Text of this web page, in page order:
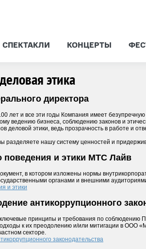
СПЕКТАКЛИ КОНЦЕРТЫ
этика
директора
лет и все эти годы Компания имеет
ведению бизнеса, соблюдению законов и
деловой этики, ведь прозрачность в работе и
разделяете нашу систему ценностей и
поведения и этики МТС Лайв
в котором изложены нормы
органами и внешними
и этики
антикоррупционного
принципы и требования по соблюдению
к их преодолению и/или митигации в ООО
секторе.
законодательства